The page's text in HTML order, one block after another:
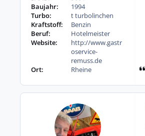
Baujahr:
1994
Turbo:
t turbolinchen
Kraftstoff:
Benzin
Beruf:
Hotelmeister
Website:
http://www.gastr
oservice-
remuss.de
Ort:
Rheine